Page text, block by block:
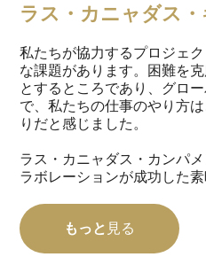
ラス・カニャダス
私たちが協力するプロジェ
な課題があります。困難を
とするところであり、グロ
で、私たちの仕事のやり方
りだと感じました。
ラス・カニャダス・カンパ
ラボレーションが成功した素
もっと 見る